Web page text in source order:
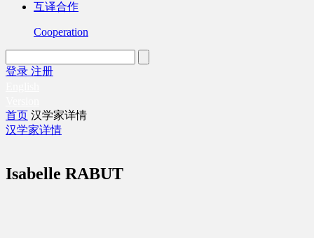
互译合作
Cooperation
登录 注册
首页 汉学家详情
汉学家详情
Isabelle RABUT